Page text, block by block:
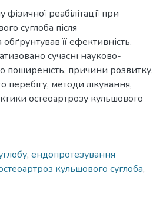
реабілітації при
суглоба після
її ефективність.
сучасні науково-
поширеність, причини розвитку,
перебігу, методи лікування,
остеоартрозу кульшового
, ендопротезування
кульшового суглоба,